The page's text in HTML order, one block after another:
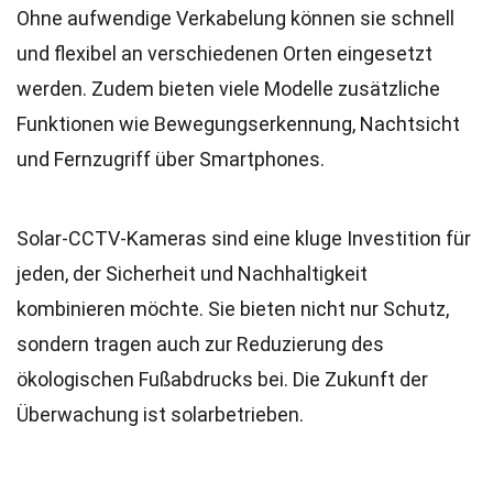
Ohne aufwendige Verkabelung können sie schnell
und flexibel an verschiedenen Orten eingesetzt
werden. Zudem bieten viele Modelle zusätzliche
Funktionen wie Bewegungserkennung, Nachtsicht
und Fernzugriff über Smartphones.
Solar-CCTV-Kameras sind eine kluge Investition für
jeden, der Sicherheit und Nachhaltigkeit
kombinieren möchte. Sie bieten nicht nur Schutz,
sondern tragen auch zur Reduzierung des
ökologischen Fußabdrucks bei. Die Zukunft der
Überwachung ist solarbetrieben.